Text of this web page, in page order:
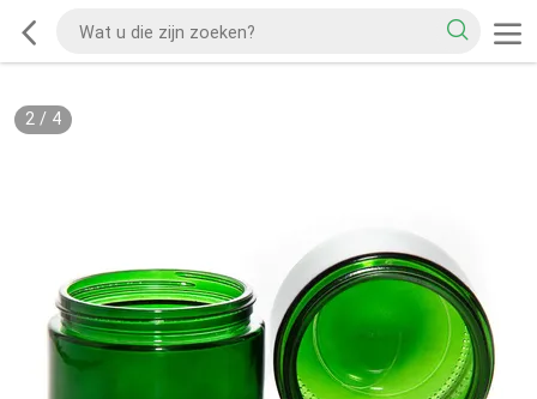
2/ 4